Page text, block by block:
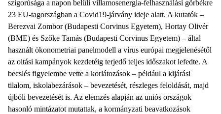
szigorúsága a napon belüli villamosenergia-felhasználási görbékre
23 EU-tagországban a Covid19-járvány ideje alatt. A kutatók –
Berezvai Zombor (Budapesti Corvinus Egyetem), Hortay Olivér
(BME) és Szőke Tamás (Budapesti Corvinus Egyetem) – által
használt ökonometriai panelmodell a vírus európai megjelenésétől
az oltási kampányok kezdetéig terjedő teljes időszakot lefedte. A
becslés figyelembe vette a korlátozások – például a kijárási
tilalom, iskolabezárások – bevezetését, részleges feloldását, majd
újbóli bevezetését is. Az elemzés alapján az uniós országok
hasonló mintázatot mutattak, a kormányzati beavatkozások